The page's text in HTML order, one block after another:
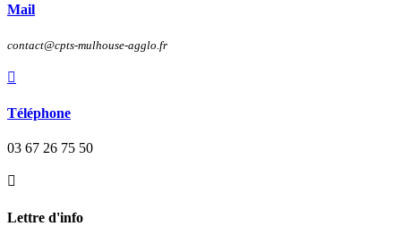
Mail
contact@cpts-mulhouse-agglo.fr

Téléphone
03 67 26 75 50

Lettre d'info